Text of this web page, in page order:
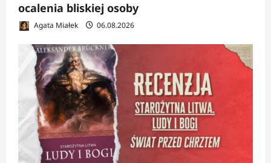
ocalenia bliskiej osoby
Agata Miałek 06.08.2026